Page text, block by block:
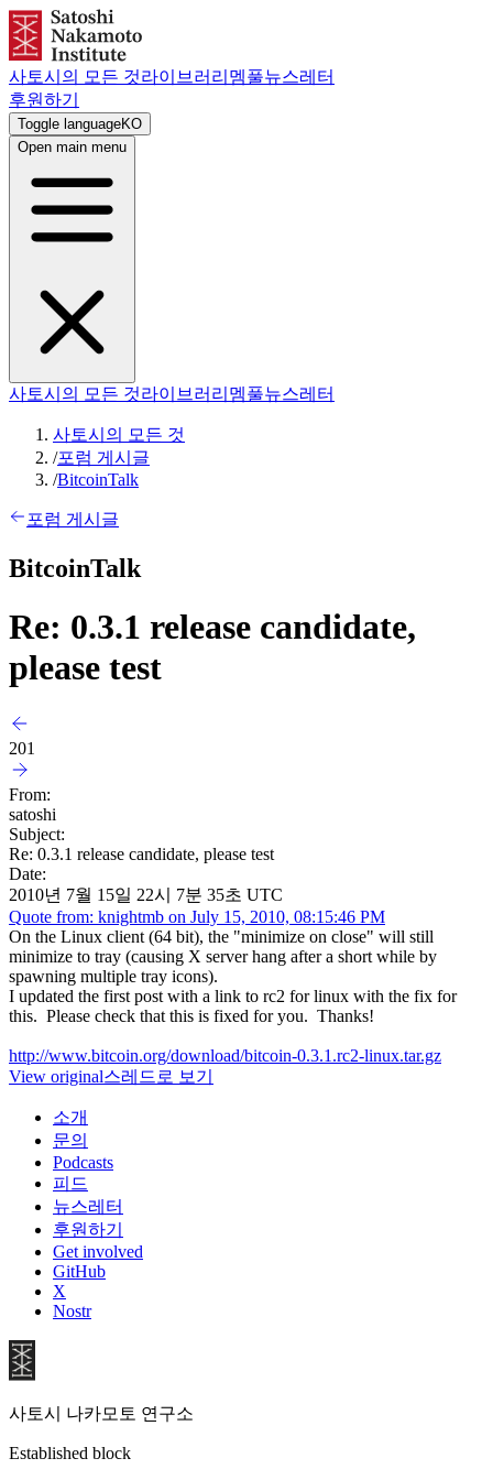
사토시의 모든 것라이브러리 멤풀뉴스레터
후원하기
Toggle languageKO
Open main menu
사토시의 모든 것라이브러리 멤풀뉴스레터
사토시의 모든 것
/포럼 게시글
/BitcoinTalk
포럼 게시글
BitcoinTalk
Re: 0.3.1 release candidate,
please test
201
From:
satoshi
Subject:
Re: 0.3.1 release candidate, please test
Date:
2010년 7월 15일 22시 7분 35초 UTC
Quote from: knightmb on July 15, 2010, 08:15:46 PM
On the Linux client (64 bit), the "minimize on close" will still
minimize to tray (causing X server hang after a short while by
spawning multiple tray icons).
I updated the first post with a link to rc2 for linux with the fix for
this. Please check that this is fixed for you. Thanks!
http://www.bitcoin.org/download/bitcoin-0.3.1.rc2-linux.tar.gz
View original스레드로 보기
소개
문의
Podcasts
피드
뉴스레터
후원하기
Get involved
GitHub
X
Nostr
사토시 나카모토 연구소
Established block